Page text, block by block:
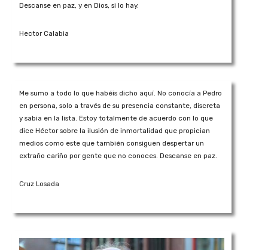
Descanse en paz, y en Dios, si lo hay.
Hector Calabia
Me sumo a todo lo que habéis dicho aquí. No conocía a Pedro
en persona, solo a través de su presencia constante, discreta
y sabia en la lista. Estoy totalmente de acuerdo con lo que
dice Héctor sobre la ilusión de inmortalidad que propician
medios como este que también consiguen despertar un
extraño cariño por gente que no conoces. Descanse en paz.
Cruz Losada